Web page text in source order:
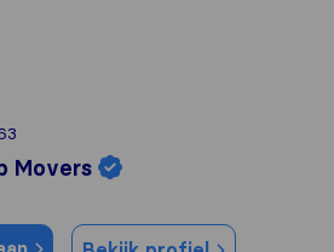
Movers